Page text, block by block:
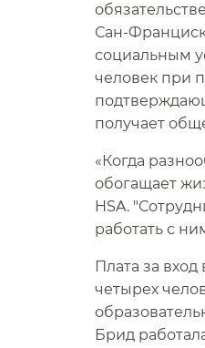
Сан-
социальным
человек при
получает
«Когда
обогащает
HSA.
работать с
Плата за
четырех
Брид